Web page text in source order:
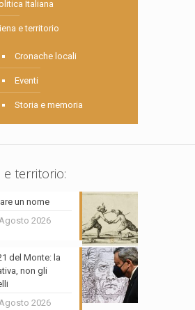
Italiana
e territorio
Cronache locali
Eventi
Storia e memoria
e territorio:
un nome
2026
del Monte: la
non gli
2026